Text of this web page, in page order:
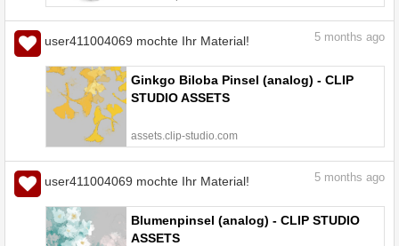
user411004069 mochte Ihr Material! 5 months ago
Ginkgo Biloba Pinsel (analog) - CLIP
STUDIO ASSETS
assets.clip-studio.com
user411004069 mochte Ihr Material! 5 months ago
Blumenpinsel (analog) - CLIP STUDIO
ASSETS